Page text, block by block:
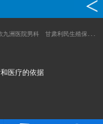
九洲医院男科 甘肃利民生殖保健医院
医疗的依据